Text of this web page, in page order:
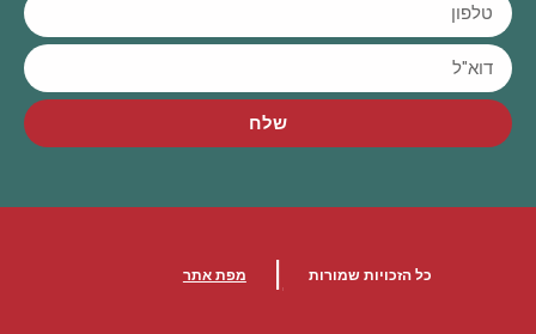
שלח
כל הזכויות שמורות | מפת אתר